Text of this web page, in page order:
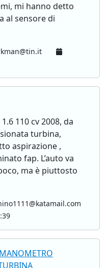
mi hanno detto
al sensore di
110 cv 2008, da
turbina,
aspirazione ,
fap. L’auto va
ma è piuttosto